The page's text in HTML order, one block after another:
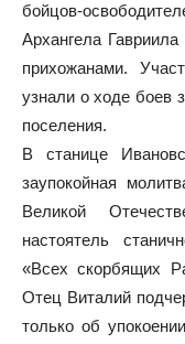
бойцов-
Архангела
прихожанами.
узнали о ходе боев
поселения.
В станице
заупокойная
Великой
настоятель
«Всех скорбящих
Отец Виталий
только об